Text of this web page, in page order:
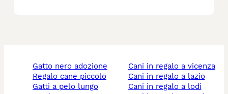
gatto nero adozione
regalo cane piccolo
gatti a pelo lungo
cani in regalo a vicenza
cani in regalo a lazio
cani in regalo a lodi